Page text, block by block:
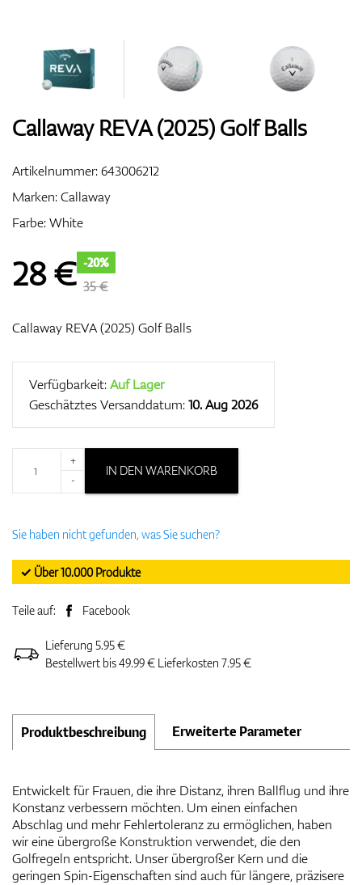
Bags
Callaway REVA (2025) Golf Balls
Artikelnummer:643006212
Marken:Callaway
Farbe: White
28€ -20%
35 €
Callaway REVA (2025) Golf Balls
Verfügbarkeit:Auf Lager
Geschätztes Versanddatum:10. Aug 2026
+
-
IN DEN WARENKORB
Sie haben nicht gefunden, was Sie suchen?
✓ Über 10.000 Produkte
Teile auf: Facebook
Lieferung 5.95 €
Bestellwert bis 49.99 € Lieferkosten 7.95 €
Produktbeschreibung Erweiterte Parameter
Entwickelt für Frauen, die ihre Distanz, ihren Ballflug und ihre
Konstanz verbessern möchten. Um einen einfachen
Abschlag und mehr Fehlertoleranz zu ermöglichen, haben
wir eine übergroße Konstruktion verwendet, die den
Golfregeln entspricht. Unser übergroßer Kern und die
geringen Spin-Eigenschaften sind auch für längere, präzisere